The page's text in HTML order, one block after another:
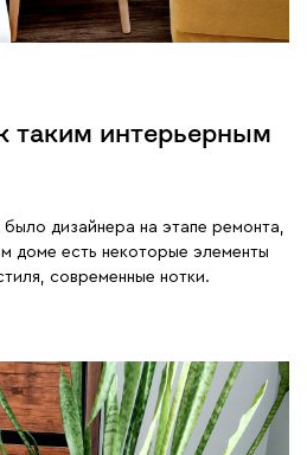
таким интерьерным
дизайнера на этапе ремонта,
доме есть некоторые элементы
современные нотки.